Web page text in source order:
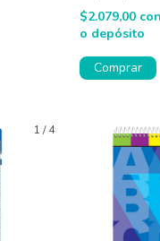
$2.079,00 con
o depósito
Comprar
1 /4